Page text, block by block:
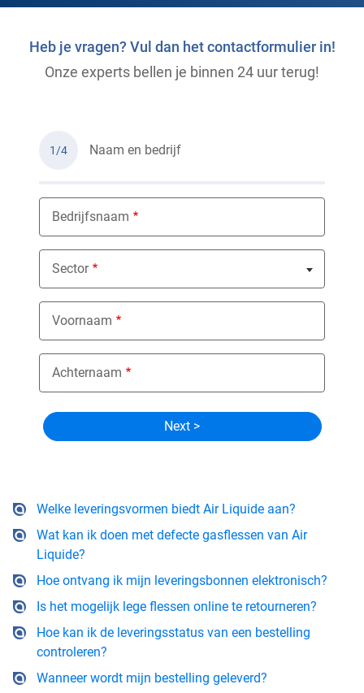
Welke leveringsvormen biedt Air Liquide aan?
Wat kan ik doen met defecte gasflessen van Air
Liquide?
Hoe ontvang ik mijn leveringsbonnen elektronisch?
Is het mogelijk lege flessen online te retourneren?
Hoe kan ik de leveringsstatus van een bestelling
controleren?
Wanneer wordt mijn bestelling geleverd?
Heb je vragen? Vul dan het contactformulier in!
Onze experts bellen je binnen 24 uur terug!
1/4 Naam en bedrijf
Bedrijfsnaam
Sector
Nothing selected
Voornaam
Achternaam